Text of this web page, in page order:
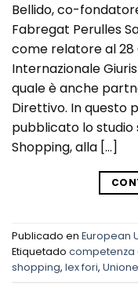
Bellido, co-
Fabregat Perulles
come relatore al 28
Internazionale
quale è anche
Direttivo. In questo
pubblicato lo studio
Shopping, alla […]
Publicado en European
Etiquetado competenza
shopping, lex fori,